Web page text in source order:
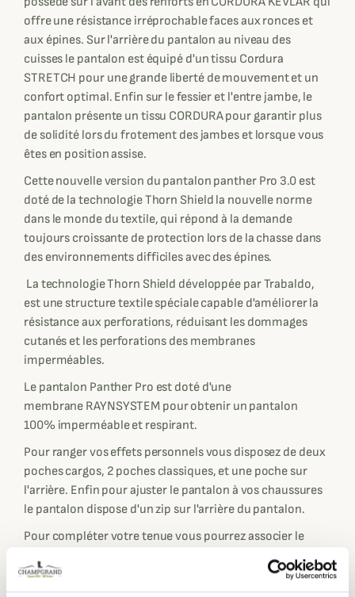
offre une résistance irréprochable faces aux ronces et
aux épines. Sur l'arrière du pantalon au niveau des
cuisses le pantalon est équipé d'un tissu Cordura
STRETCH pour une grande liberté de mouvement et un
confort optimal. Enfin sur le fessier et l'entre jambe, le
pantalon présente un tissu CORDURA pour garantir plus
de solidité lors du frotement des jambes et lorsque vous
êtes en position assise.
Cette nouvelle version du pantalon panther Pro 3.0 est
doté de la technologie Thorn Shield la nouvelle norme
dans le monde du textile, qui répond à la demande
toujours croissante de protection lors de la chasse dans
des environnements difficiles avec des épines.
La technologie Thorn Shield développée par Trabaldo,
est une structure textile spéciale capable d'améliorer la
résistance aux perforations, réduisant les dommages
cutanés et les perforations des membranes
imperméables.
Le pantalon Panther Pro est doté d'une
membrane RAYNSYSTEM pour obtenir un pantalon
100% imperméable et respirant.
Pour ranger vos effets personnels vous disposez de deux
poches cargos, 2 poches classiques, et une poche sur
l'arrière. Enfin pour ajuster le pantalon à vos chaussures
le pantalon dispose d'un zip sur l'arrière du pantalon.
Pour compléter votre tenue vous pourrez associer le
veste Gladiator
Trabaldo